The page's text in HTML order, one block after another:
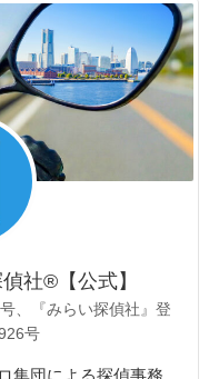
社®︎【公式】
、『みらい探偵社』登
号
集団による探偵事務